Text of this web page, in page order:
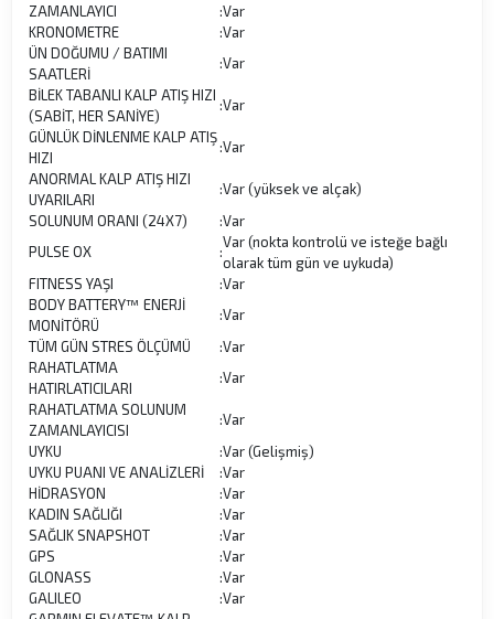
ZAMANLAYICI
:Var
KRONOMETRE
:Var
ÜN DOĞUMU / BATIMI
SAATLERİ
:Var
BİLEK TABANLI KALP ATIŞ HIZI
(SABİT, HER SANİYE)
:Var
GÜNLÜK DİNLENME KALP ATIŞ
HIZI
:Var
ANORMAL KALP ATIŞ HIZI
UYARILARI
:Var (yüksek ve alçak)
SOLUNUM ORANI (24X7)
:Var
PULSE OX
:
Var (nokta kontrolü ve isteğe bağlı
olarak tüm gün ve uykuda)
FITNESS YAŞI
:Var
BODY BATTERY™ ENERJİ
MONİTÖRÜ
:Var
TÜM GÜN STRES ÖLÇÜMÜ
:Var
RAHATLATMA
HATIRLATICILARI
:Var
RAHATLATMA SOLUNUM
ZAMANLAYICISI
:Var
UYKU
:Var (Gelişmiş)
UYKU PUANI VE ANALİZLERİ
:Var
HİDRASYON
:Var
KADIN SAĞLIĞI
:Var
SAĞLIK SNAPSHOT
:Var
GPS
:Var
GLONASS
:Var
GALILEO
:Var